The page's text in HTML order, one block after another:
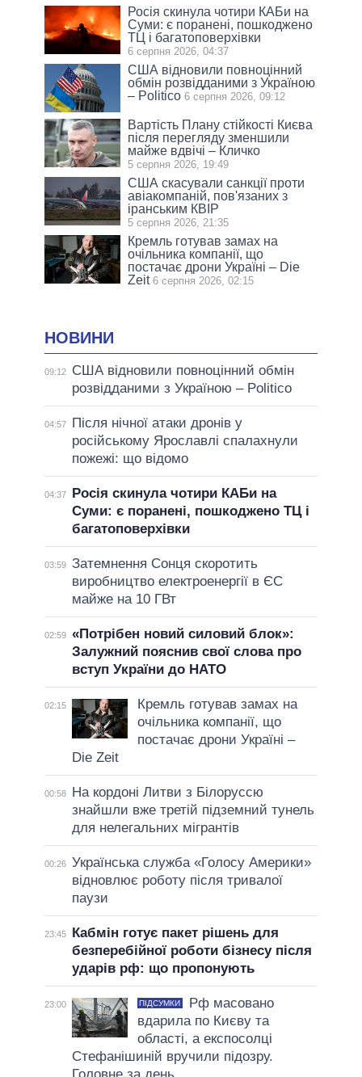
Росія скинула чотири КАБи на
Суми: є поранені, пошкоджено
ТЦ і багатоповерхівки
6 серпня 2026, 04:37
США відновили повноцінний
обмін розвідданими з Україною
– Politico 6 серпня 2026, 09:12
Вартість Плану стійкості Києва
після перегляду зменшили
майже вдвічі – Кличко
5 серпня 2026, 19:49
США скасували санкції проти
авіакомпаній, пов'язаних з
іранським КВІР
5 серпня 2026, 21:35
Кремль готував замах на
очільника компанії, що
постачає дрони Україні – Die
Zeit 6 серпня 2026, 02:15
НОВИНИ
09:12
США відновили повноцінний обмін
розвідданими з Україною – Politico
04:57
Після нічної атаки дронів у
російському Ярославлі спалахнули
пожежі: що відомо
04:37
Росія скинула чотири КАБи на
Суми: є поранені, пошкоджено ТЦ і
багатоповерхівки
03:59 Затемнення Сонця скоротить
виробництво електроенергії в ЄС
майже на 10 ГВт
02:59 «Потрібен новий силовий блок»:
Залужний пояснив свої слова про
вступ України до НАТО
02:15
Кремль готував замах на
очільника компанії, що
постачає дрони Україні –
Die Zeit
00:58
На кордоні Литви з Білоруссю
знайшли вже третій підземний тунель
для нелегальних мігрантів
00:26 Українська служба «Голосу Америки»
відновлює роботу після тривалої
паузи
23:45
Кабмін готує пакет рішень для
безперебійної роботи бізнесу після
ударів рф: що пропонують
23:00 ПІДСУМКИ
Рф масовано
вдарила по Києву та
області, а експосолці
Стефанішиній вручили підозру.